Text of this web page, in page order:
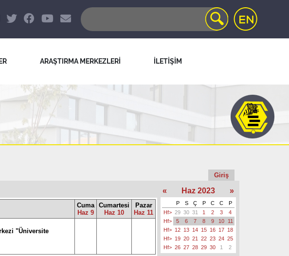
ARAŞTIRMA MERKEZLERİ İLETİŞİM
Giriş
Cuma
Haz 9
Cumartesi
Haz 10
Pazar
Haz 11
"Üniversite
« Haz 2023 »
P S Ç P C C
P
Hf> 29 30 31 1 2 3
4
Hf>
5 6 7 8 9 10
11
Hf> 12 13 14 15 16 17 18
Hf> 19 20 21 22 23 24 25
Hf> 26 27 28 29 30 1 2